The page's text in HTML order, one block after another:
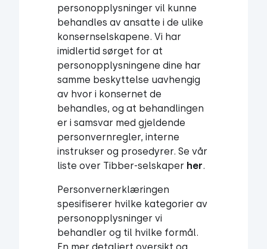
personopplysninger vil kunne
behandles av ansatte i de ulike
konsernselskapene. Vi har
imidlertid sørget for at
personopplysningene dine har
samme beskyttelse uavhengig
av hvor i konsernet de
behandles, og at behandlingen
er i samsvar med gjeldende
personvernregler, interne
instrukser og prosedyrer. Se vår
liste over Tibber-selskaper her.
Personvernerklæringen
spesifiserer hvilke kategorier av
personopplysninger vi
behandler og til hvilke formål.